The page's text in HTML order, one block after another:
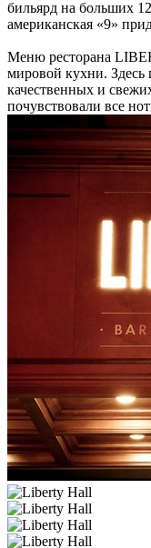
бильярд на больших
американская «9»
Меню ресторана
мировой кухни. Здесь
качественных и
почувствовали все